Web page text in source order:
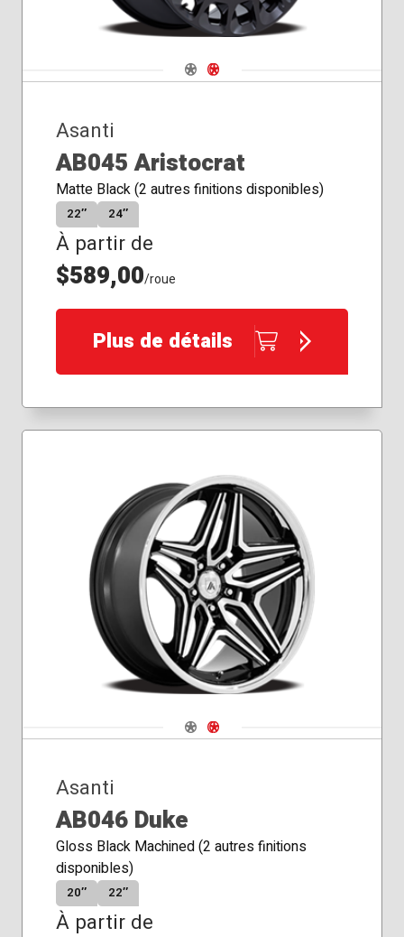
Navigate 1
Navigate 2
Asanti
AB045 Aristocrat
Matte Black (2 autres finitions disponibles)
22″ 24″
À partir de
$589,00/roue
Plus de détails
Navigate 1
Navigate 2
Asanti
AB046 Duke
Gloss Black Machined (2 autres finitions
disponibles)
20″ 22″
À partir de